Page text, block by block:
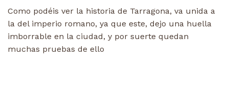
Como podéis ver la historia de Tarragona, va unida a
la del imperio romano, ya que este, dejo una huella
imborrable en la ciudad, y por suerte quedan
muchas pruebas de ello